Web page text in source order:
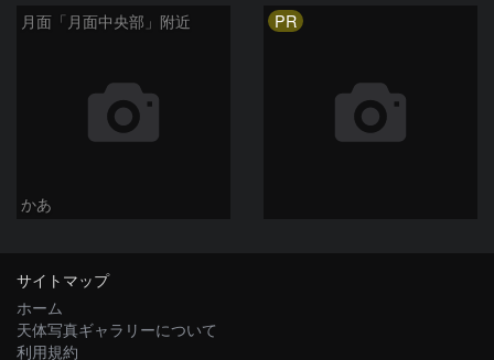
月面「月面中央部」附近
かあ
PR
サイトマップ
ホーム
天体写真ギャラリーについて
利用規約